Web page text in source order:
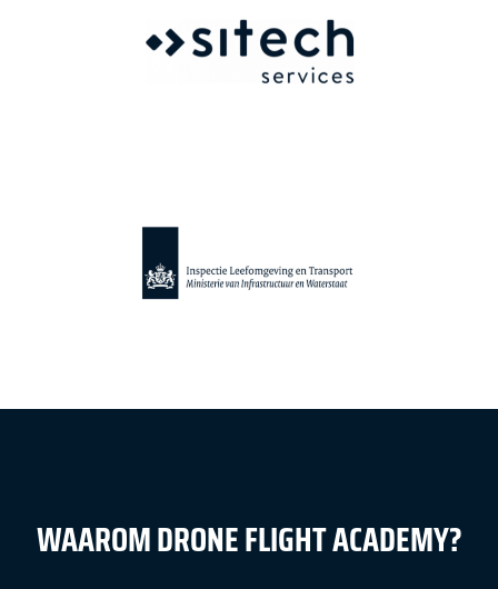
WAAROM DRONE FLIGHT ACADEMY?